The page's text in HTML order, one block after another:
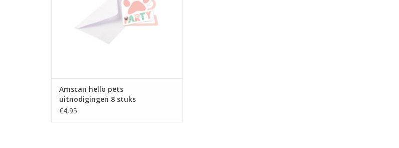
Amscan hello pets
uitnodigingen 8 stuks
€4,95